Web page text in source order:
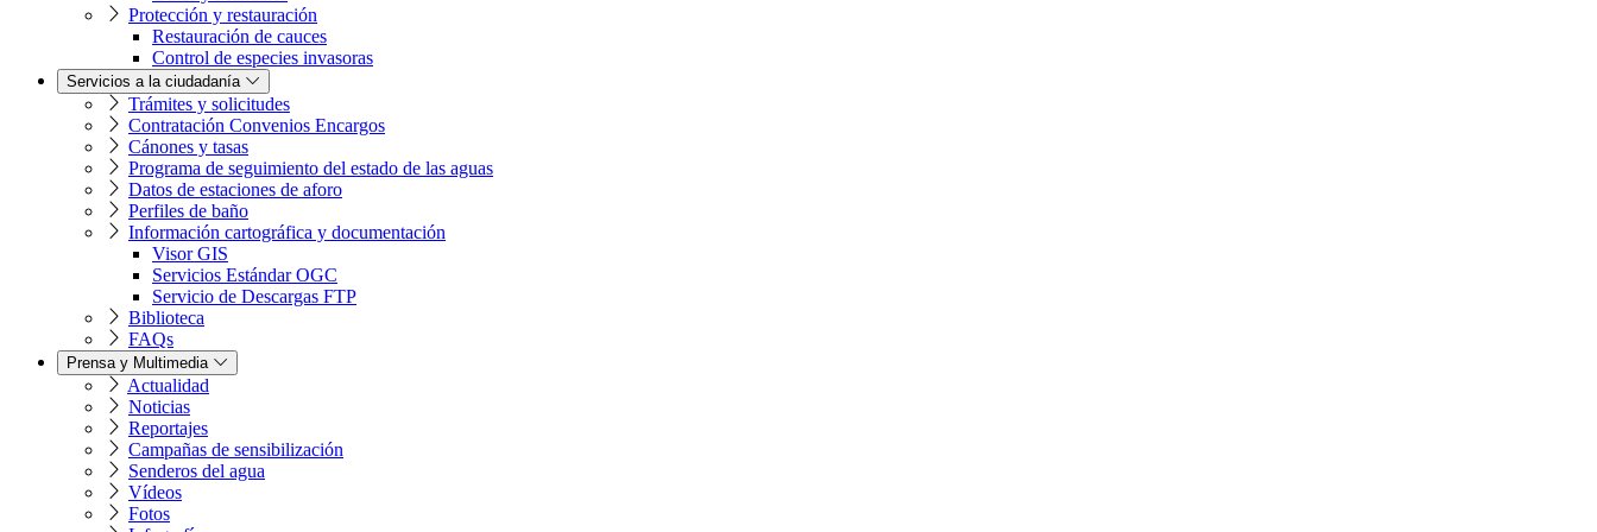
Protección y restauración
Restauración de cauces
Control de especies invasoras
Servicios a la ciudadanía
Trámites y solicitudes
Contratación Convenios Encargos
Cánones y tasas
Programa de seguimiento del estado de las aguas
Datos de estaciones de aforo
Perfiles de baño
Información cartográfica y documentación
Visor GIS
Servicios Estándar OGC
Servicio de Descargas FTP
Biblioteca
FAQs
Prensa y Multimedia
Actualidad
Noticias
Reportajes
Campañas de sensibilización
Senderos del agua
Vídeos
Fotos